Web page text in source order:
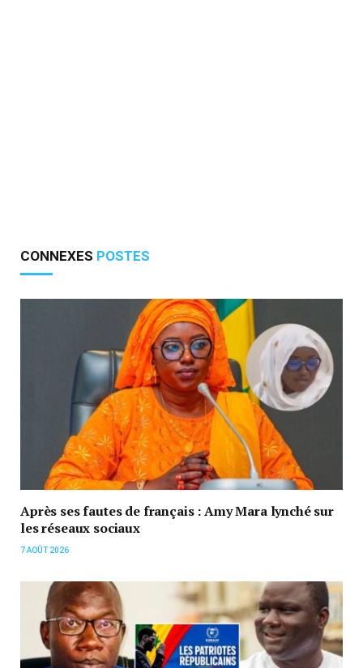
CONNEXES POSTES
Après ses fautes de français : Amy Mara lynché sur
les réseaux sociaux
7 AOÛT 2026